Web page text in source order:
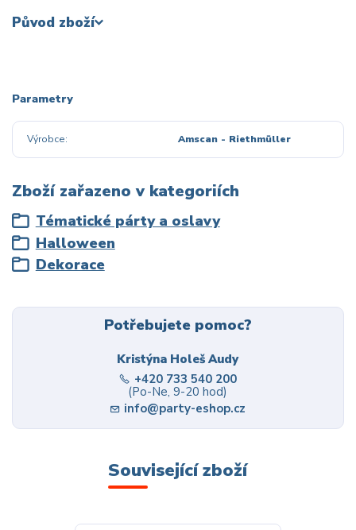
Původ zboží
Parametry
Výrobce Amscan - Riethmüller
Zboží zařazeno v kategoriích
Tématické párty a oslavy
Halloween
Dekorace
Potřebujete pomoc?
Kristýna Holeš Audy
+420 733 540 200
(Po-Ne, 9-20 hod)
info@party-eshop.cz
Související zboží